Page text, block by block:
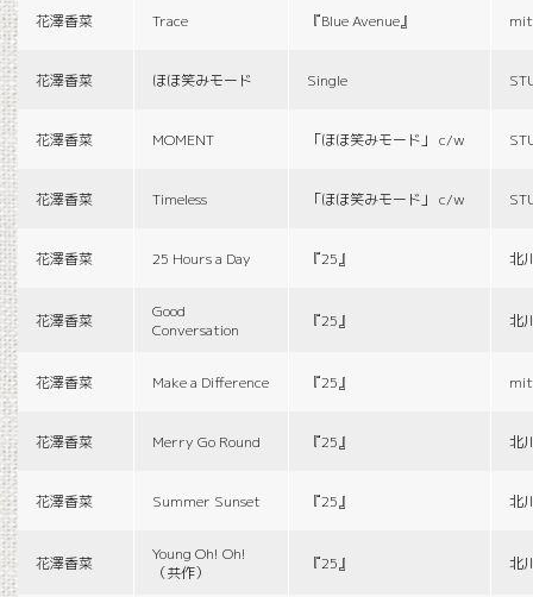
花澤香菜 Trace 『Blue Avenue』
花澤香菜 ほほ笑みモード Single
花澤香菜 MOMENT 「ほほ笑みモード」 c/w
花澤香菜 Timeless 「ほほ笑みモード」 c/w
花澤香菜 25 Hours a Day 『25』 北
花澤香菜
Good
Conversation
『25』 北
花澤香菜 Make a Difference 『25』
花澤香菜 Merry Go Round 『25』 北
花澤香菜 Summer Sunset 『25』 北
花澤香菜
Young Oh! Oh!
（共作）
『25』 北